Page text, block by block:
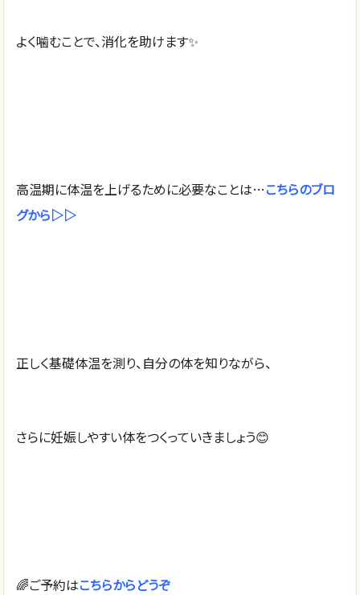
よく噛むことで、消化を助けます✨
高温期に体温を上げるために必要なことは…こちらのブロ
グから▷▷
正しく基礎体温を測り、自分の体を知りながら、
さらに妊娠しやすい体をつくっていきましょう😊
🌈ご予約はこちらからどうぞ